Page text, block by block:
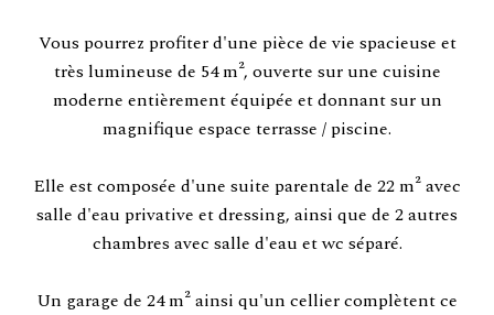
Vous pourrez profiter d'une pièce de vie spacieuse et
très lumineuse de 54 m², ouverte sur une cuisine
moderne entièrement équipée et donnant sur un
magnifique espace terrasse / piscine.
Elle est composée d'une suite parentale de 22 m² avec
salle d'eau privative et dressing, ainsi que de 2 autres
chambres avec salle d'eau et wc séparé.
Un garage de 24 m² ainsi qu'un cellier complètent ce